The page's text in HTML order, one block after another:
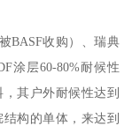
BASF收购）、瑞典
涂层60-80%耐候性
其户外耐候性达到
构的单体，来达到